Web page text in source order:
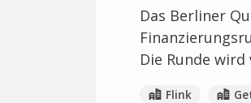
Das Berliner
Die Runde
Flink